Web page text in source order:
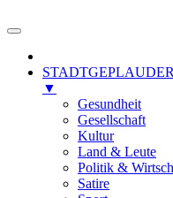
STADTGEPLAUDER
▼
Gesundheit
Gesellschaft
Kultur
Land & Leute
Politik &
Satire